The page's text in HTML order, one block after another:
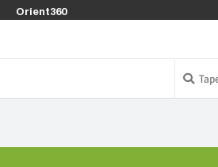
Orient360